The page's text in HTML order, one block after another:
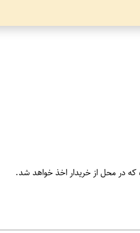
که در محل از خریدار اخذ خواهد شد.